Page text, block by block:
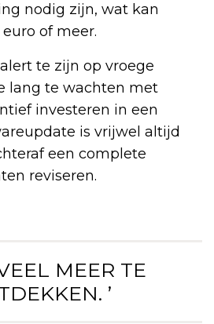
nodig zijn, wat kan
of meer.
te zijn op vroege
lang te wachten met
investeren in een
is vrijwel altijd
een complete
reviseren.
MEER TE
’